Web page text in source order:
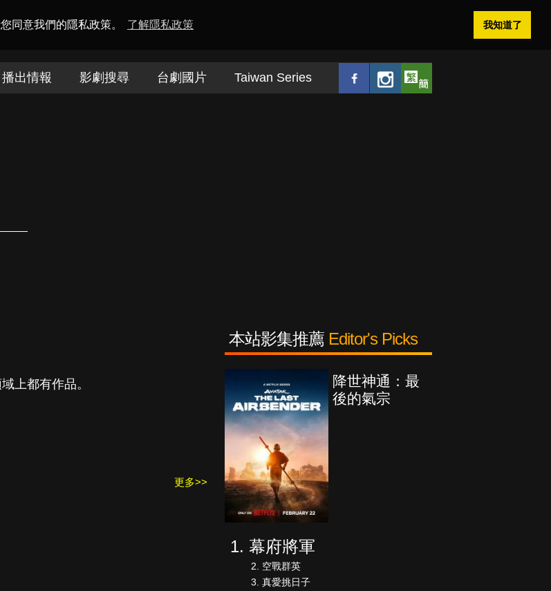
同意我們的隱私政策。 了解隱私政策 我知道了
播出情報 影劇搜尋 台劇國片 Taiwan Series
上都有作品。
更多>>
本站影集推薦 Editor's Picks
降世神通：最
後的氣宗
幕府將軍
空戰群英
真愛挑日子